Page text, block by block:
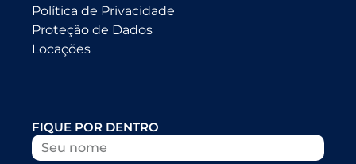
Política de Privacidade
Proteção de Dados
Locações
FIQUE POR DENTRO